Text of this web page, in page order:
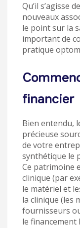
Qu’il s’agisse
nouveaux
le point sur la
important de
pratique
financier
Bien entendu,
précieuse
de votre
synthétique le
Ce patrimoine
clinique (par
le matériel et
la clinique (les
fournisseurs
le financement